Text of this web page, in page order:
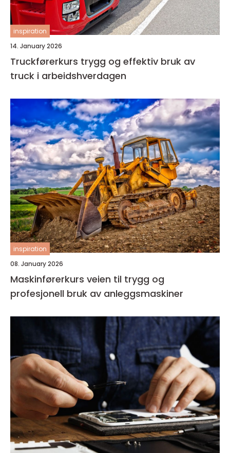
inspiration
14. January 2026
Truckførerkurs trygg og effektiv bruk av
truck i arbeidshverdagen
inspiration
08. January 2026
Maskinførerkurs veien til trygg og
profesjonell bruk av anleggsmaskiner